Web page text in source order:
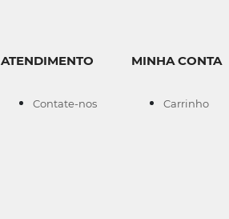
ATENDIMENTO
Contate-nos
MINHA CONTA
Carrinho